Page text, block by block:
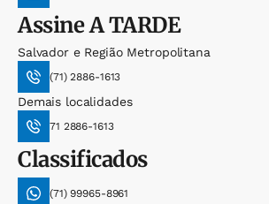
AssineA TARDE
Salvador e Região Metropolitana
(71) 2886-1613
Demais localidades
71 2886-1613
Classificados
(71) 99965-8961